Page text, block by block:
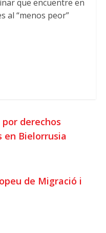
que encuentre en
al “menos peor”
por derechos
en Bielorrusia
de Migració i